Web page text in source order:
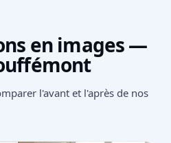
en images —
l'avant et l'après de nos